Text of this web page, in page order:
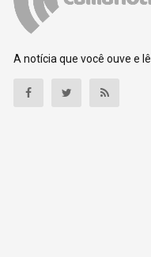
A notícia que você ouve e lê.